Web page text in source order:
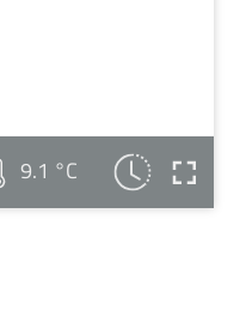
9.1 °C